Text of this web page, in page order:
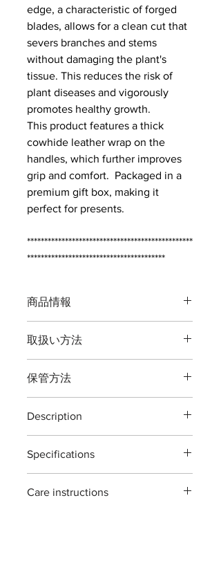
edge, a characteristic of forged
blades, allows for a clean cut that
severs branches and stems
without damaging the plant's
tissue. This reduces the risk of
plant diseases and vigorously
promotes healthy growth.
This product features a thick
cowhide leather wrap on the
handles, which further improves
grip and comfort. Packaged in a
premium gift box, making it
perfect for presents.
************************************************
****************************************
商品情報
全長：約２００ミリ
重量：約２７０グラム
刃渡：約６５ミリ
鋼材：高炭素刃物鋼 -鍛造- JIS [
Japanese Industrial Standards ]
革：牛革
付属：刃研保証書（１回無料券）
取扱い方法
ミリまでです。
庭の枝切り剪定用の道具です。
植物以外の切断、無理な使い方をする
と破損する場合がございますご注意く
ださい。
※灌木・造花・針金・竹は切断できま
保管方法
た汚れをよくふき取り道具箱や室内で
の保管をおすすめいたします。汚れを
ふき取る際に刃物用油（ミシン油でも
よい）で拭き取り本体を保護する事で
錆びが発生しにくくなります。
ご自分で刃を研ぎ直される場合は専用
Description
secateurs YP200 camel are designed
for general garden use. ideal for
houseplants.
Specifications
forging'
Care instructions